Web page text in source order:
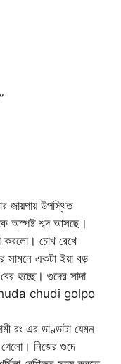
জায়গায় উপস্থিত
অস্পষ্ট শব্দ আসছে।
করলো। চোখ রেখে
সামনে একটা ইয়া বড়
হচ্ছে। গুদের সাদা
chuda chudi golpo
রং এর ডাণ্ডাটা যেমন
গেলো। নিজের গুদে